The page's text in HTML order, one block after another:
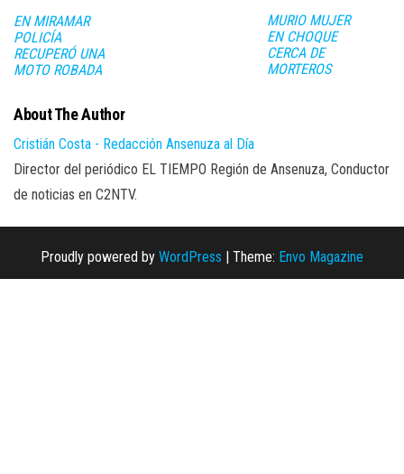
EN MIRAMAR
POLICÍA
RECUPERÓ UNA
MOTO ROBADA
MURIO MUJER
EN CHOQUE
CERCA DE
MORTEROS
About The Author
Cristián Costa - Redacción Ansenuza al Día
Director del periódico EL TIEMPO Región de Ansenuza, Conductor
de noticias en C2NTV.
Proudly powered by WordPress | Theme: Envo Magazine